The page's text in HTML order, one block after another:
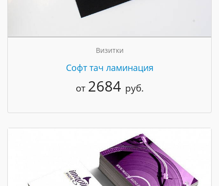
Визитки
Cофт тач ламинация
от 2684 руб.